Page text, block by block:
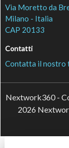
Via Moretto da
Milano - Italia
CAP 20133
Contatti
Contatta il nostro
Nextwork360 -
2026